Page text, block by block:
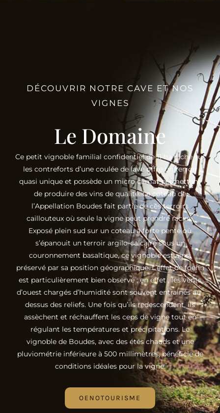
DÉCOUVRIR NOTRE CAVE ET NOS
VIGNES
Le Domaine
Ce petit vignoble familial confidentiel de 11 ha niché sur
les contreforts d’une coulée de lave offre un terroir
quasi unique et possède un micro climat permettant
de produire des vins de qualité. Le coteau de
l’Appellation Boudes fait partie de ces terroirs
caillouteux où seule la vigne peut prendre racine.
Exposé plein sud sur un coteau à forte pente où
s’épanouit un terroir argilo-calcaire sous un
couronnement basaltique, ce vignoble est ainsi
préservé par sa position géographique. L’effet de foehn
est particulièrement bien observé ; en effet , les vents
d’ouest chargés d’humidité sont souvent entrainés au-
dessus des reliefs. Une fois qu’ils redescendent, ils
assèchent et réchauffent les ceps de vigne tout en
régulant les températures et précipitations. Le
vignoble de Boudes, avec des étés chauds et une
pluviométrie inférieure à 500 millimètres, bénéficie de
conditions idéales pour la vigne.
OENOTOURISME